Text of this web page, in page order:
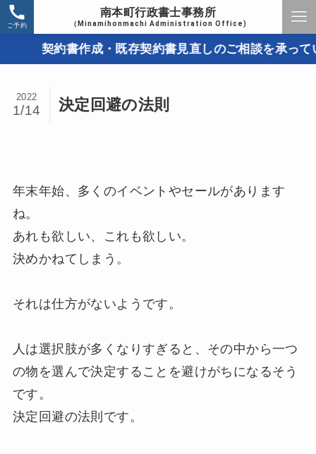
南本町行政書士事務所
（Minamihonmachi Administration Office)
ご予約
契約書作成・既存契約書見直しのご相談を承ってい
決定回避の法則
2022
1/14
年末年始、多くのイベントやセールがあります
ね。
あれも欲しい、これも欲しい。
決めかねてしまう。
それは仕方がないようです。
人は選択肢が多くなりすぎると、その中から一つ
の物を選んで決定することを避けがちになるそう
です。
決定回避の法則です。